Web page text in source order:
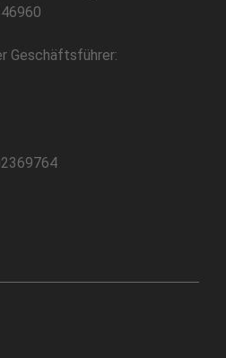
Geschäftsführer: